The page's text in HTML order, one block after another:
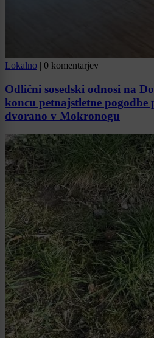
Lokalno | 0 komentarjev
Odlični sosedski odnosi na
koncu petnajstletne pogodbe
dvorano v Mokronogu